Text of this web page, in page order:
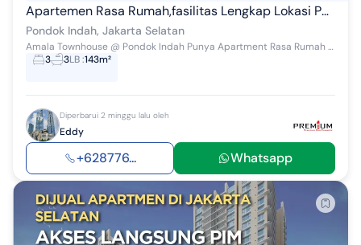
Apartemen Rasa Rumah,fasilitas Lengkap Lokasi Pondok Indah Jaksel
Pondok Indah, Jakarta Selatan
Amala Townhouse @ Pondok Indah Punya Apartment Rasa Rumah Yang Bisa Parkir Persis Di Depan Rumah Hanya Di Amala Townhouse Yang Berada Di Bawah Tow...
3
3LB:143m²
Diperbarui 2 minggu lalu oleh
Eddy
+628776... Whatsapp